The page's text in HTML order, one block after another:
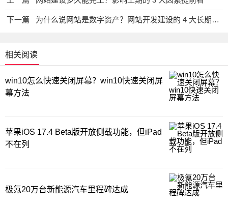
下一篇 为什么说网站是数字资产？网站开发建设的 4 大长期投资价值
相关阅读
win10怎么快速关闭屏幕？win10快速关闭屏
幕方法
苹果iOS 17.4 Beta版开放侧载功能，但iPad
不在列
极氪20万台新能源汽车里程碑达成